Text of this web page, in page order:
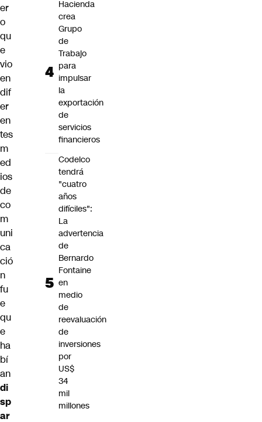
er
o
qu
e
vio
en
dif
er
en
tes
m
ed
ios
de
co
m
uni
ca
ció
n
fu
e
qu
e
ha
bí
an
di
sp
ar
Hacienda
crea
Grupo
de
Trabajo
para
impulsar
la
exportación
de
servicios
financieros
Codelco
tendrá
"cuatro
años
difíciles":
La
advertencia
de
Bernardo
Fontaine
en
medio
de
reevaluación
de
inversiones
por
US$
34
mil
millones